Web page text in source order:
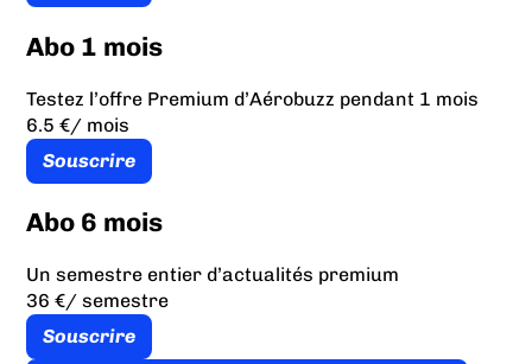
Abo 1 mois
Testez l’offre Premium d’Aérobuzz pendant 1 mois
6.5 €/ mois
Souscrire
Abo 6 mois
Un semestre entier d’actualités premium
36 €/ semestre
Souscrire